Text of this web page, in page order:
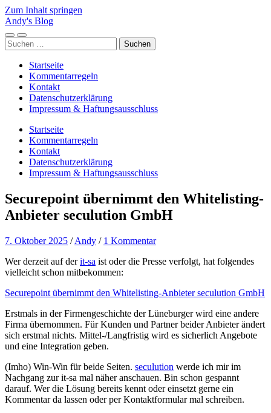
Zum Inhalt springen
Andy's Blog
Mobile-
Menü
Suchfeld
ein-/ausblenden
Suchen
nach:
Startseite
Kommentarregeln
Kontakt
Datenschutzerklärung
Impressum & Haftungsausschluss
Startseite
Kommentarregeln
Kontakt
Datenschutzerklärung
Impressum & Haftungsausschluss
Securepoint übernimmt den Whitelisting-
Anbieter seculution GmbH
7. Oktober 2025 /Andy / 1 Kommentar
Wer derzeit auf derit-sa ist oder die Presse verfolgt, hat folgendes
vielleicht schon mitbekommen:
Securepoint übernimmt den Whitelisting-Anbieter seculution GmbH
Erstmals in der Firmengeschichte der Lüneburger wird eine andere
Firma übernommen. Für Kunden und Partner beider Anbieter ändert
sich erstmal nichts. Mittel-/Langfristig wird es sicherlich Angebote
und eine Integration geben.
(Imho) Win-Win für beide Seiten. seculution werde ich mir im
Nachgang zur it-sa mal näher anschauen. Bin schon gespannt
darauf. Wer die Lösung bereits kennt oder einsetzt gerne ein
Kommentar da lassen oder per Kontaktformular mal schreiben.